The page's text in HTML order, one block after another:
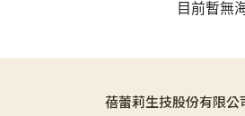
目前暫無
蓓蕾莉生技股份有限公